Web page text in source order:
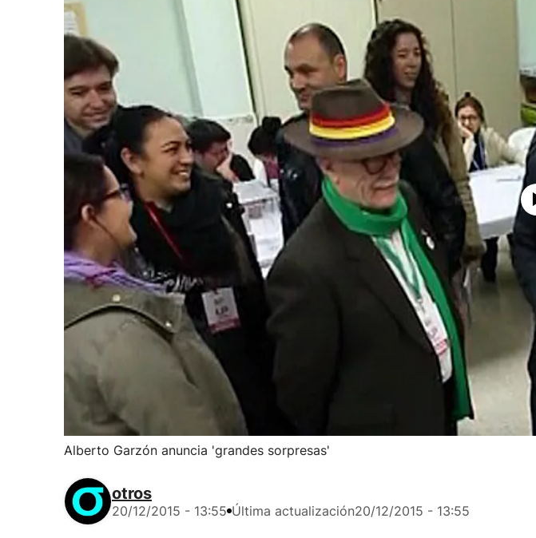
Alberto Garzón anuncia 'grandes sorpresas'
otros
20/12/2015 - 13:55 Última actualización20/12/2015 - 13:55